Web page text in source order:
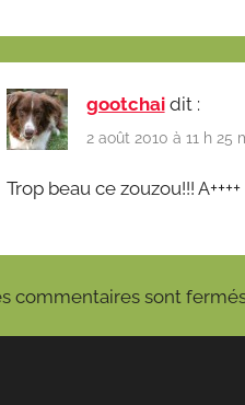
gootchai dit :
2 août 2010 à 11 h 25
Trop beau ce zouzou!!! A++++
commentaires sont